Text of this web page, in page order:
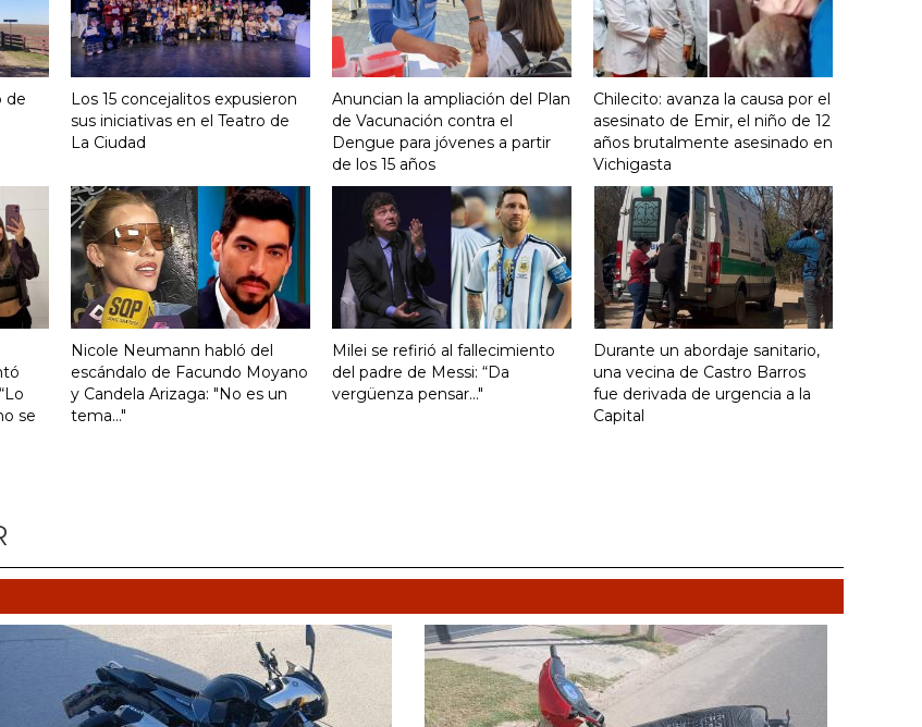
de
Los 15 concejalitos expusieron
sus iniciativas en el Teatro de
La Ciudad
Anuncian la ampliación del Plan
de Vacunación contra el
Dengue para jóvenes a partir
de los 15 años
Chilecito: avanza la causa por el
asesinato de Emir, el niño de 12
años brutalmente asesinado en
Vichigasta
se
Nicole Neumann habló del
escándalo de Facundo Moyano
y Candela Arizaga: "No es un
tema..."
Milei se refirió al fallecimiento
del padre de Messi: “Da
vergüenza pensar..."
Durante un abordaje sanitario,
una vecina de Castro Barros
fue derivada de urgencia a la
Capital